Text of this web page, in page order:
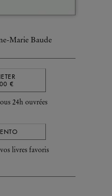
Marie Baude
€
24h ouvrées
livres favoris